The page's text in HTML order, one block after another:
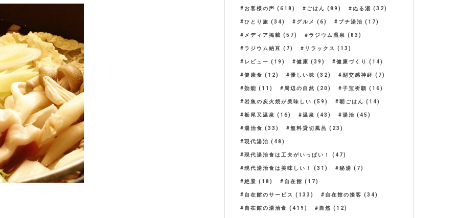
お客様の声 (618) ごはん (89) ぬる湯 (32)
ひとり旅 (34) グルメ (6) プチ湯治 (17)
メディア掲載 (57) ラジウム温泉 (83)
ラジウム納豆 (7) リラックス (13)
レビュー (19) 健康 (39) 健康づくり (14)
健康食 (12) 優しい味 (32) 副交感神経 (7)
効能 (11) 周辺の自然 (20) 子宝祈願 (16)
岩魚の炭火焼が美味しい (59) 朝ごはん (14)
栃尾又温泉 (16) 温泉 (43) 湯治 (45)
湯治食 (33) 無料貸切風呂 (23)
現代湯治 (48)
現代湯治食は工夫がいっぱい！ (47)
現代湯治食は美味しい！ (31) 秘湯 (7)
絶景 (18) 自在館 (17)
自在館のサービス (133) 自在館の接客 (34)
自在館の湯治食 (419) 自然 (12)